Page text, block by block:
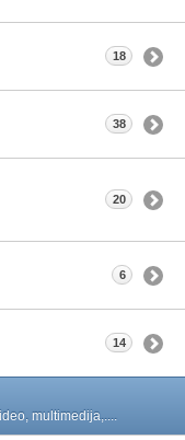
18
38
20
6
14
multimedija,....